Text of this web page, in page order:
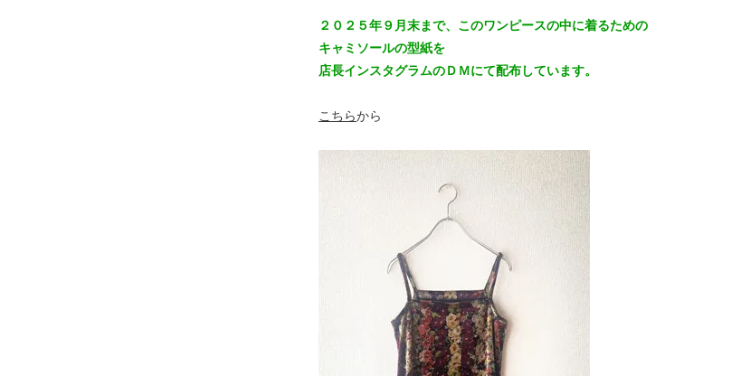
２０２５年９月末まで、このワンピースの中に着るための
キャミソールの型紙を
店長インスタグラムのＤＭにて配布しています。
こちらから